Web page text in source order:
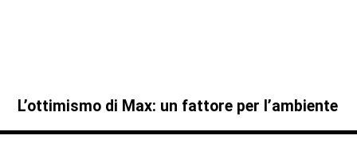
L’ottimismo di Max: un fattore per l’ambiente